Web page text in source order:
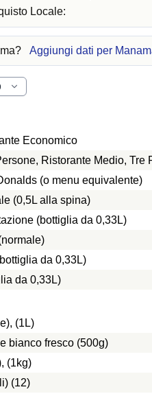
Locale:
Aggiungi dati per
Economico
Ristorante Medio, Tre
(o menu equivalente)
(0,5L alla spina)
(bottiglia da 0,33L)
da 0,33L)
da 0,33L)
(1L)
bianco fresco (500g)
(1kg)
(12)